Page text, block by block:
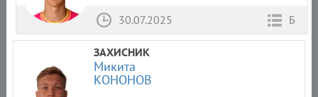
30.07.2025
Б
ЗАХИСНИК
Микита
КОНОНОВ